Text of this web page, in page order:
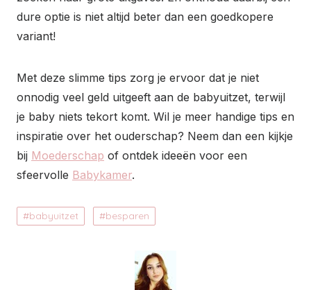
dure optie is niet altijd beter dan een goedkopere
variant!
Met deze slimme tips zorg je ervoor dat je niet
onnodig veel geld uitgeeft aan de babyuitzet, terwijl
je baby niets tekort komt. Wil je meer handige tips en
inspiratie over het ouderschap? Neem dan een kijkje
bij Moederschap of ontdek ideeën voor een
sfeervolle Babykamer.
babyuitzet besparen